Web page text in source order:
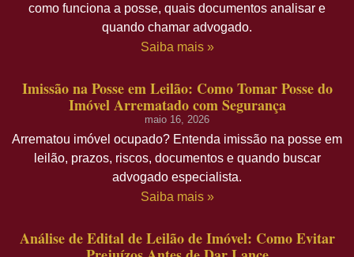
como funciona a posse, quais documentos analisar e
quando chamar advogado.
Saiba mais »
Imissão na Posse em Leilão: Como Tomar Posse do
Imóvel Arrematado com Segurança
maio 16, 2026
Arrematou imóvel ocupado? Entenda imissão na posse em
leilão, prazos, riscos, documentos e quando buscar
advogado especialista.
Saiba mais »
Análise de Edital de Leilão de Imóvel: Como Evitar